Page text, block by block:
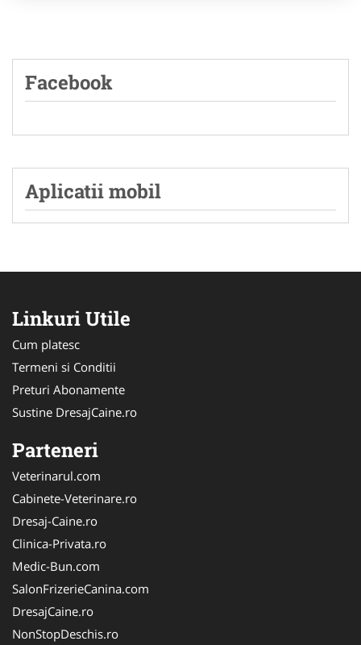
Facebook
Aplicatii mobil
Linkuri Utile
Cum platesc
Termeni si Conditii
Preturi Abonamente
Sustine DresajCaine.ro
Parteneri
Veterinarul.com
Cabinete-Veterinare.ro
Dresaj-Caine.ro
Clinica-Privata.ro
Medic-Bun.com
SalonFrizerieCanina.com
DresajCaine.ro
NonStopDeschis.ro